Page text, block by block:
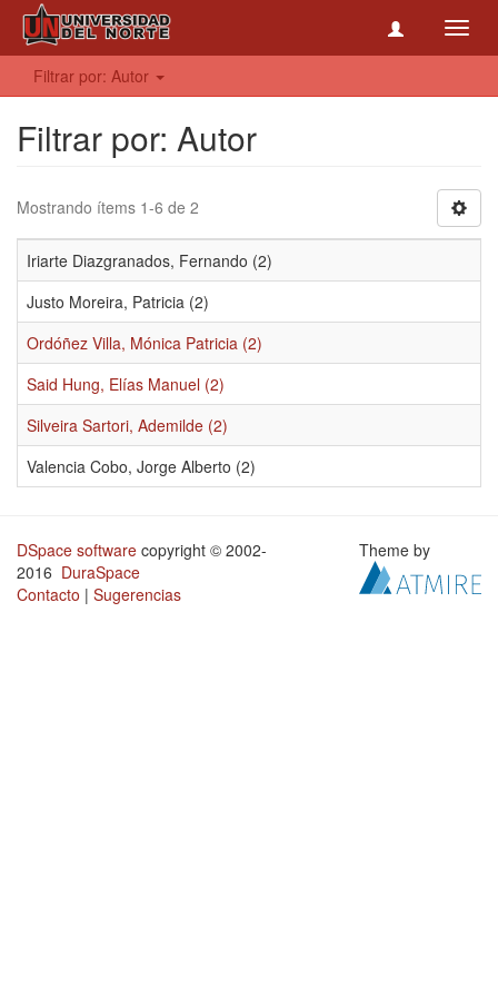
Filtrar por: Autor
Filtrar por: Autor
Mostrando ítems 1-6 de 2
Iriarte Diazgranados, Fernando (2)
Justo Moreira, Patricia (2)
Ordóñez Villa, Mónica Patricia (2)
Said Hung, Elías Manuel (2)
Silveira Sartori, Ademilde (2)
Valencia Cobo, Jorge Alberto (2)
DSpace software copyright © 2002-
2016 DuraSpace
Contacto | Sugerencias
Theme by